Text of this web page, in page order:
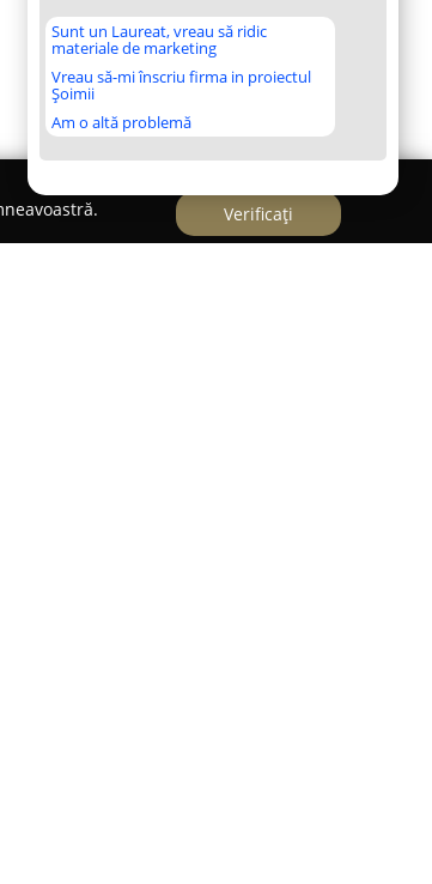
Sunt un Laureat, vreau să ridic
materiale de marketing
Vreau să-mi înscriu firma in proiectul
Șoimii
Am o altă problemă
Verificați